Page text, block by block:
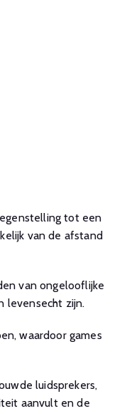
tot een
van de afstand
van ongelooflijke
levensecht zijn.
waardoor games
luidsprekers,
aanvult en de